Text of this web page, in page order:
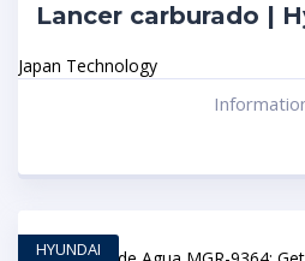
Lancer carburado |
Japan Technology
HYUNDAI